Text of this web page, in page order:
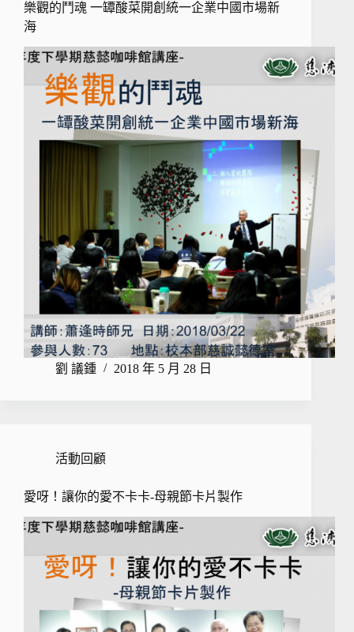
樂觀的鬥魂 一罈酸菜開創統一企業中國市場新
海
劉 議鍾 2018 年 5 月 28 日
活動回顧
愛呀！讓你的愛不卡卡-母親節卡片製作